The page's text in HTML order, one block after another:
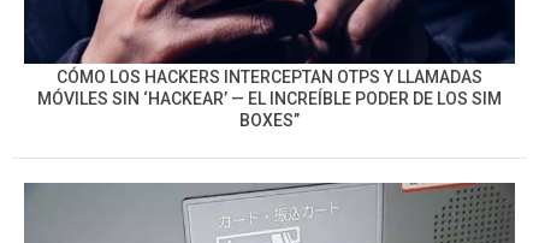
CÓMO LOS HACKERS INTERCEPTAN OTPS Y LLAMADAS
MÓVILES SIN ‘HACKEAR’ — EL INCREÍBLE PODER DE LOS SIM
BOXES”